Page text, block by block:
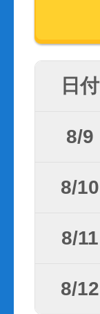
日付
8/9
8/10
8/11
8/12